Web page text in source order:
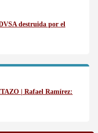
destruida por el
| Rafael Ramírez: